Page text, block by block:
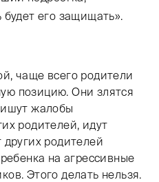
его защищать».
чаще всего родители
позицию. Они злятся
жалобы
родителей, идут
других родителей
на агрессивные
Этого делать нельзя.